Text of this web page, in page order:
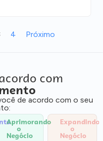
4 Próximo
com
de acordo com o seu
Aprimorando
o
Negócio
Expandindo
o
Negócio